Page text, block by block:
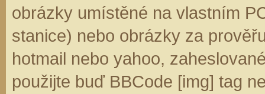
obrázky umístěné na vlastním
stanice) nebo obrázky za
hotmail nebo yahoo,
použijte buď BBCode [img] tag